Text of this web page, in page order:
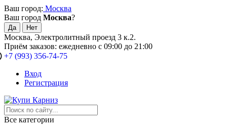
Ваш город: Москва
Ваш город Москва?
Москва, Электролитный проезд 3 к.2.
Приём заказов: ежедневно с 09:00 до 21:00
+7 (993) 356-74-75
Вход
Регистрация
Все категории